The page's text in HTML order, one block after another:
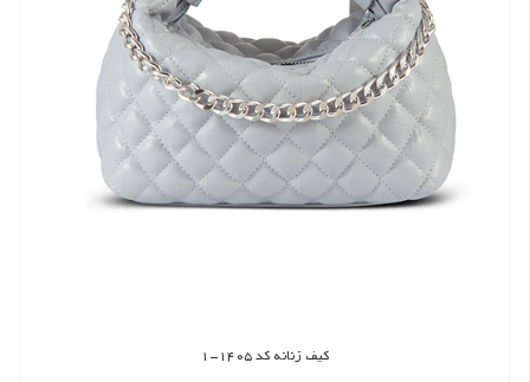
کیف زنانه کد 1405-1
اطلاعات بیشتر